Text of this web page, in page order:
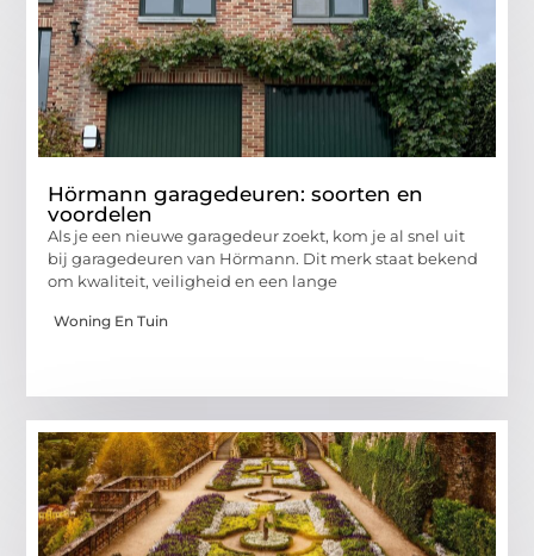
Hörmann garagedeuren: soorten en
voordelen
Als je een nieuwe garagedeur zoekt, kom je al snel uit
bij garagedeuren van Hörmann. Dit merk staat bekend
om kwaliteit, veiligheid en een lange
Woning En Tuin